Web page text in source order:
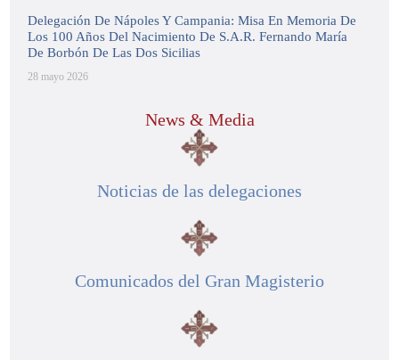
Delegación De Nápoles Y Campania: Misa En Memoria De
Los 100 Años Del Nacimiento De S.A.R. Fernando María
De Borbón De Las Dos Sicilias
28 mayo 2026
News & Media
Noticias de las delegaciones
Comunicados del Gran Magisterio